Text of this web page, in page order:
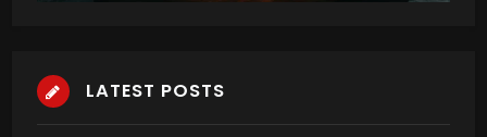
LATEST POSTS